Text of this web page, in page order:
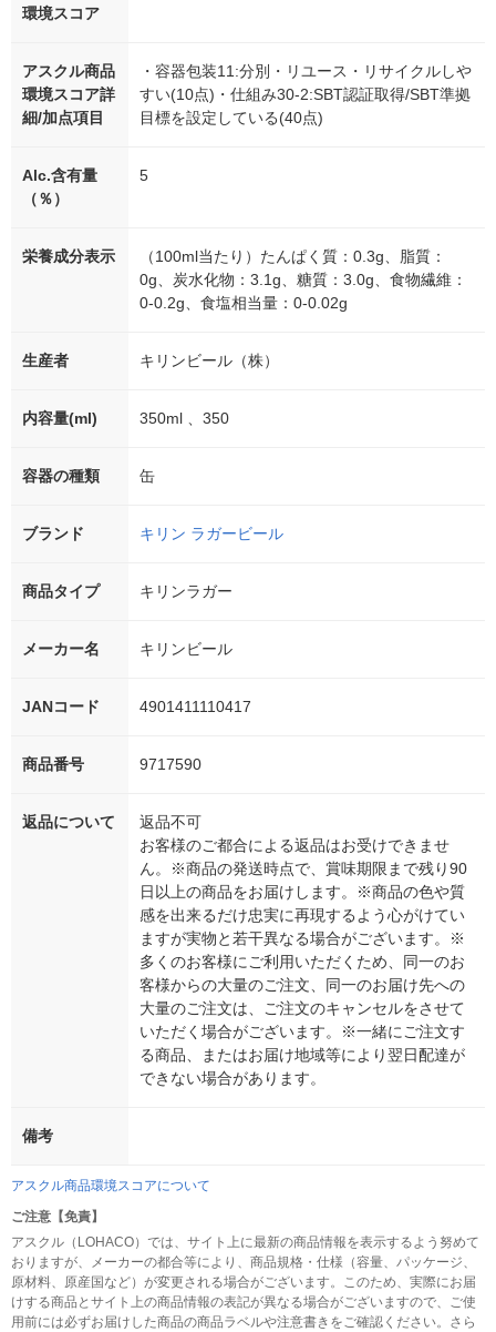
環境スコア
アスクル商品
環境スコア詳
細/加点項目
・容器包装11:分別・リユース・リサイクルしや
すい(10点)・仕組み30-2:SBT認証取得/SBT準拠
目標を設定している(40点)
Alc.含有量
（％）
5
栄養成分表示
（100ml当たり）たんぱく質：0.3g、脂質：
0g、炭水化物：3.1g、糖質：3.0g、食物繊維：
0-0.2g、食塩相当量：0-0.02g
生産者 キリンビール（株）
内容量(ml) 350ml 、350
容器の種類 缶
ブランド キリン ラガービール
商品タイプ キリンラガー
メーカー名 キリンビール
JANコード 4901411110417
商品番号 9717590
返品について
返品不可
お客様のご都合による返品はお受けできませ
ん。※商品の発送時点で、賞味期限まで残り90
日以上の商品をお届けします。※商品の色や質
感を出来るだけ忠実に再現するよう心がけてい
ますが実物と若干異なる場合がございます。※
多くのお客様にご利用いただくため、同一のお
客様からの大量のご注文、同一のお届け先への
大量のご注文は、ご注文のキャンセルをさせて
いただく場合がございます。※一緒にご注文す
る商品、またはお届け地域等により翌日配達が
できない場合があります。
備考
アスクル商品環境スコアについて
ご注意【免責】
アスクル（LOHACO）では、サイト上に最新の商品情報を表示するよう努めて
おりますが、メーカーの都合等により、商品規格・仕様（容量、パッケージ、
原材料、原産国など）が変更される場合がございます。このため、実際にお届
けする商品とサイト上の商品情報の表記が異なる場合がございますので、ご使
用前には必ずお届けした商品の商品ラベルや注意書きをご確認ください。さら